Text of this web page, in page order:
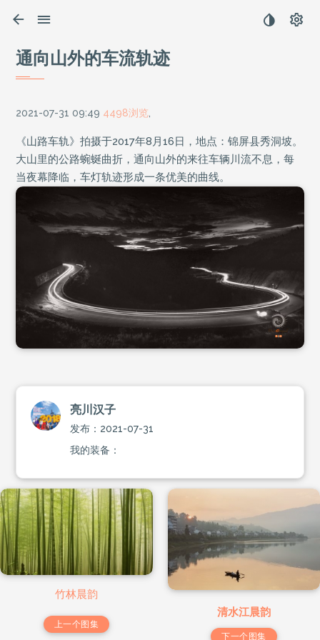
通向山外的车流轨迹
2021-07-31 09:49 4498浏览
《山路车轨》拍摄于2017年8月16日，地点：锦屏县秀洞坡。
大山里的公路蜿蜒曲折，通向山外的来往车辆川流不息，每
当夜幕降临，车灯轨迹形成一条优美的曲线。
亮川汉子
发布：2021-07-31
我的装备：
竹林晨韵
上一个图集
清水江晨韵
下一个图集